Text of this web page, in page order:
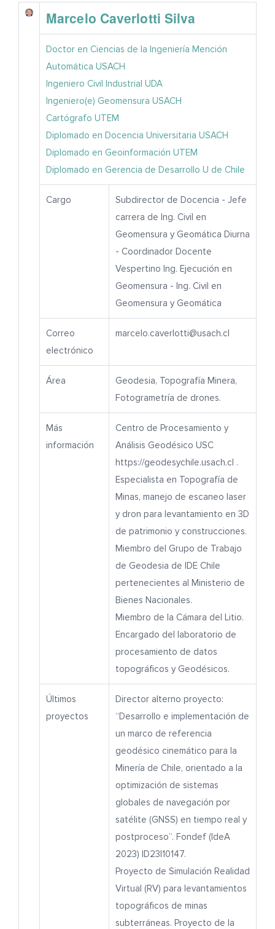
NOTICIAS
Marcelo Caverlotti Silva
Doctor en Ciencias de la Ingeniería Mención
Automática USACH
Ingeniero Civil Industrial UDA
Ingeniero(e) Geomensura USACH
Cartógrafo UTEM
Diplomado en Docencia Universitaria USACH
Diplomado en Geoinformación UTEM
Diplomado en Gerencia de Desarrollo U de Chile
Cargo
Subdirector de Docencia - Jefe
carrera de Ing. Civil en
Geomensura y Geomática Diurna
- Coordinador Docente
Vespertino Ing. Ejecución en
Geomensura - Ing. Civil en
Geomensura y Geomática
Correo
electrónico
marcelo.caverlotti@usach.cl
Área
Geodesia, Topografía Minera,
Fotogrametría de drones.
Más
información
Centro de Procesamiento y
Análisis Geodésico USC
https://geodesychile.usach.cl .
Especialista en Topografía de
Minas, manejo de escaneo laser
y dron para levantamiento en 3D
de patrimonio y construcciones.
Miembro del Grupo de Trabajo
de Geodesia de IDE Chile
pertenecientes al Ministerio de
Bienes Nacionales.
Miembro de la Cámara del Litio.
Encargado del laboratorio de
procesamiento de datos
topográficos y Geodésicos.
Últimos
proyectos
Director alterno proyecto:
“Desarrollo e implementación de
un marco de referencia
geodésico cinemático para la
Minería de Chile, orientado a la
optimización de sistemas
globales de navegación por
satélite (GNSS) en tiempo real y
postproceso”. Fondef (IdeA
2023) ID23I10147.
Proyecto de Simulación Realidad
Virtual (RV) para levantamientos
topográficos de minas
subterráneas. Proyecto de la